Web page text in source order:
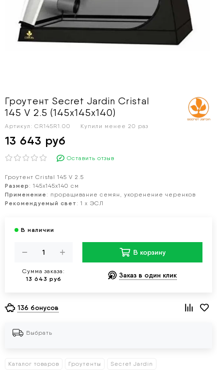
Гроутент Secret Jardin Cristal
145 V 2.5 (145х145х140)
Артикул: CR145R1.00 Купили менее 20 раз
13 643 руб
Оставить отзыв
Гроутент Cristal 145 V 2.5
Размер : 145х145x140 см
Применение : проращивание семян, укоренение черенков
Рекомендуемый свет : 1 х ЭСЛ
Сумма заказа:
13 643 руб
В корзину
Заказ в один клик
136 бонусов
Выбрать
Каталог товаров Гроутенты Secret Jardin